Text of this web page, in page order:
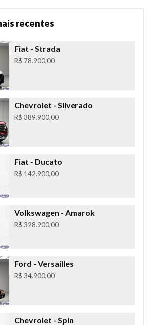
recentes
Fiat - Strada
R$ 78.900,00
Chevrolet - Silverado
R$ 389.900,00
Fiat - Ducato
R$ 142.900,00
Volkswagen - Amarok
R$ 328.900,00
Ford - Versailles
R$ 34.900,00
Chevrolet - Spin